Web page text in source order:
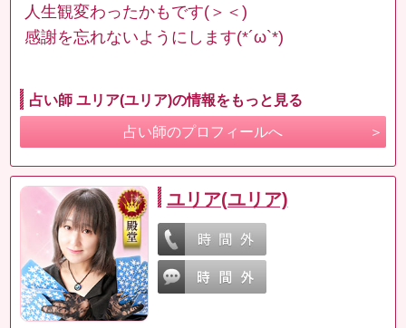
人生観変わったかもです(＞＜)
感謝を忘れないようにします(*´ω`*)
占い師 ユリア(ユリア)の情報をもっと見る
占い師のプロフィールへ
ユリア(ユリア)